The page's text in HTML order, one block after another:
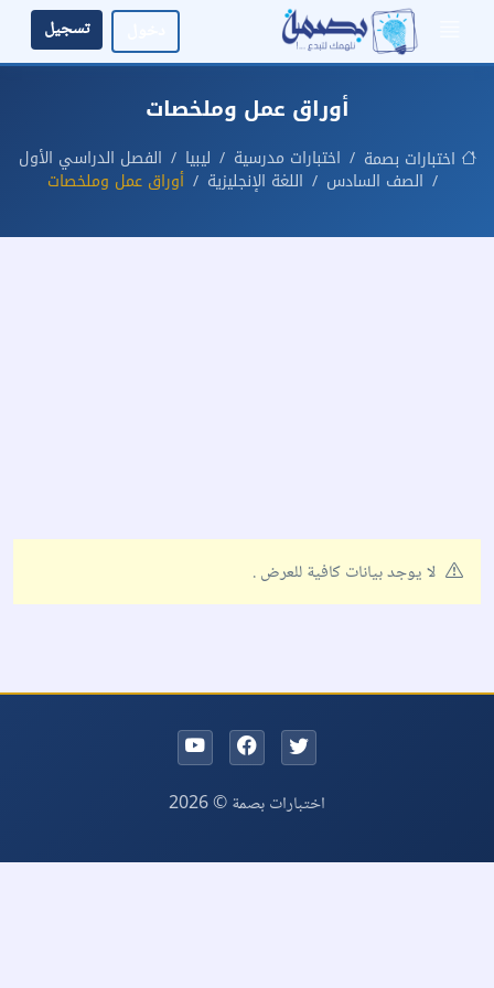
تسجيل
أوراق عمل وملخصات
اختبارات بصمة اختبارات مدرسية ليبيا
الفصل الدراسي الأول
الصف السادس
اللغة الإنجليزية أوراق عمل وملخصات
لا يوجد بيانات كافية للعرض .
اختبارات بصمة © 2026